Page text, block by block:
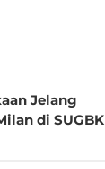
Jelang
di SUGBK